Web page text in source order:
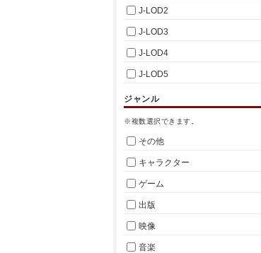
J-LOD2
J-LOD3
J-LOD4
J-LOD5
ジャンル
※複数選択できます。
その他
キャラクター
ゲーム
出版
映像
音楽